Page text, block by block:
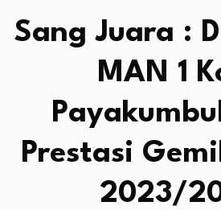
Sang Juara :
MAN 1
Prestasi
2023/